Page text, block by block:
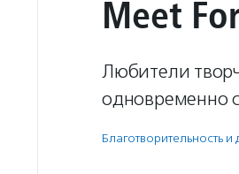
Meet
Любители
одновременно
Благотвори­тель­ность